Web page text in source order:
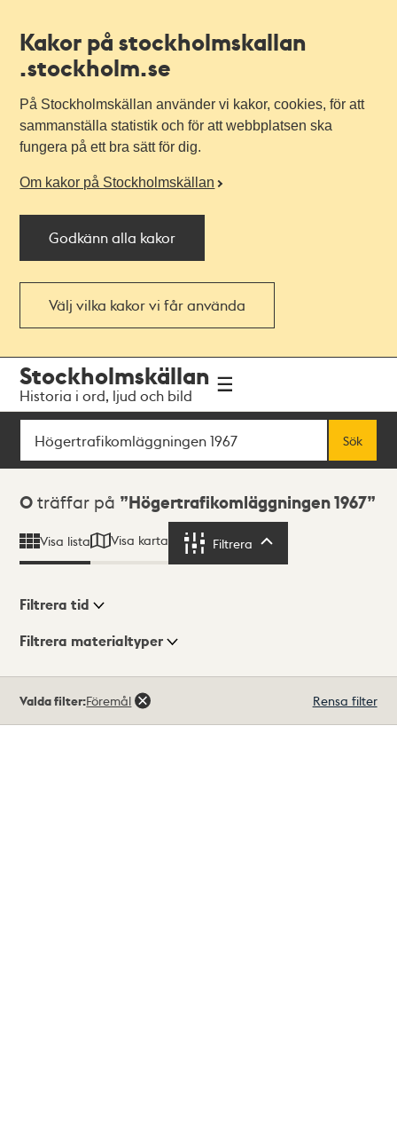
Kakor på stockholmskallan
.stockholm.se
På Stockholmskällan använder vi kakor, cookies, för att
sammanställa statistik och för att webbplatsen ska
fungera på ett bra sätt för dig.
Om kakor på Stockholmskällan
Godkänn alla kakor
Välj vilka kakor vi får använda
navigationen
huvudinnehållet
Stockholmskällan
Historia i ord, ljud och bild
Sök
Sök
Sökresultat
0 träffar på Högertrafikomläggningen 1967
Visa lista Visa karta Filtrera
Visningsläge
Filtrera tid
Filtrera materialtyper
träffar
Valda filter:Föremål Rensa filter